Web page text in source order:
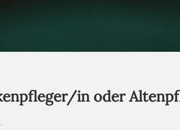
in oder